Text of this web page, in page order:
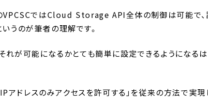
VPCSCではCloud Storage API全体の制御は可能で
うのが筆者の理解です。
が可能になるかとても簡単に設定できるようになるは
ドレスのみアクセスを許可する」を従来の方法で実現